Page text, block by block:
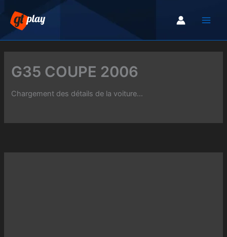
contenu
G35 COUPE 2006
Chargement des détails de la voiture...